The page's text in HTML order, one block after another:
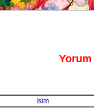
Yorum
İsim